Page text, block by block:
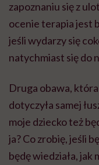
zapoznaniu się z
ocenie terapia jest
jeśli wydarzy się
natychmiast się do
Druga obawa,
dotyczyła samej
moje dziecko też
ja? Co zrobię, jeśli
będę wiedziała, jak